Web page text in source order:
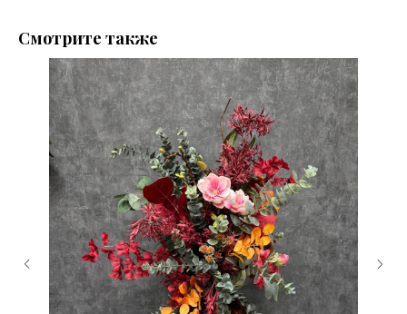
Смотрите также